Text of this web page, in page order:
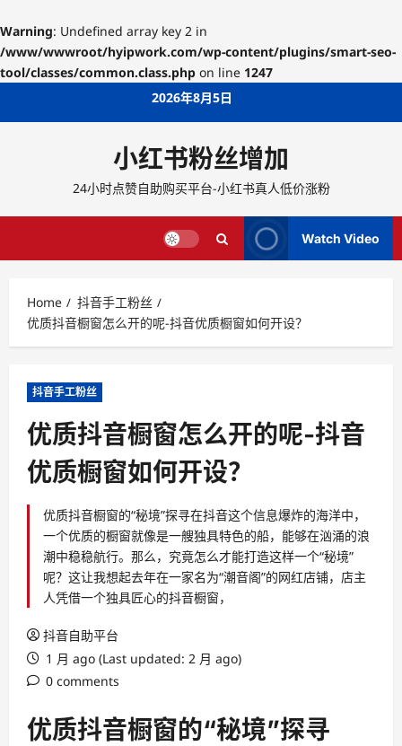
Warning: Undefined array key 2 in
/www/wwwroot/hyipwork.com/wp-content/plugins/smart-seo-
tool/classes/common.class.php on line 1247
2026年8月5日
小红书粉丝增加
24小时点赞自助购买平台-小红书真人低价涨粉
Watch Video
Home
抖音手工粉丝
优质抖音橱窗怎么开的呢-抖音优质橱窗如何开设？
抖音手工粉丝
优质抖音橱窗怎么开的呢-抖音
优质橱窗如何开设？
优质抖音橱窗的“秘境”探寻在抖音这个信息爆炸的海洋中，
一个优质的橱窗就像是一艘独具特色的船，能够在汹涌的浪
潮中稳稳航行。那么，究竟怎么才能打造这样一个“秘境”
呢？这让我想起去年在一家名为“潮音阁”的网红店铺，店主
人凭借一个独具匠心的抖音橱窗，
抖音自助平台
1 月 ago (Last updated: 2 月 ago)
0 comments
优质抖音橱窗的“秘境”探寻